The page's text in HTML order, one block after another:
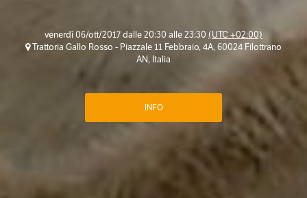
venerdì 06/ott/2017 dalle 20:30 alle 23:30 (UTC +02:00)
Trattoria Gallo Rosso - Piazzale 11 Febbraio, 4A, 60024 Filottrano
AN, Italia
INFO